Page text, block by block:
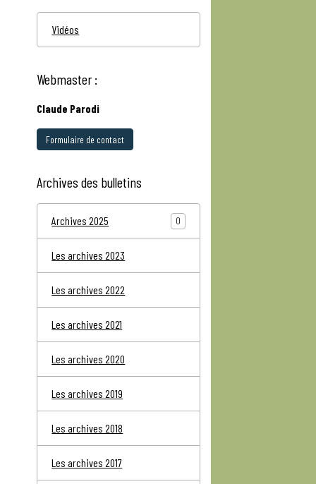
Vidéos
Webmaster :
Claude Parodi
Formulaire de contact
Archives des bulletins
Archives 2025 0
Les archives 2023
Les archives 2022
Les archives 2021
Les archives 2020
Les archives 2019
Les archives 2018
Les archives 2017